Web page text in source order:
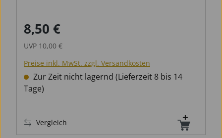
Verkaufspreis:
8,50 €
UVP 10,00 €
Preise inkl. MwSt. zzgl. Versandkosten
Zur Zeit nicht lagernd (Lieferzeit 8 bis 14
Tage)
Vergleich